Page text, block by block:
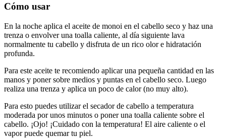
Cómo usar
En la noche aplica el aceite de monoi en el cabello seco y haz una
trenza o envolver una toalla caliente, al día siguiente lava
normalmente tu cabello y disfruta de un rico olor e hidratación
profunda.
Para este aceite te recomiendo aplicar una pequeña cantidad en las
manos y poner sobre medios y puntas en el cabello seco. Luego
realiza una trenza y aplica un poco de calor (no muy alto).
Para esto puedes utilizar el secador de cabello a temperatura
moderada por unos minutos o poner una toalla caliente sobre el
cabello. ¡Ojo! ¡Cuidado con la temperatura! El aire caliente o el
vaporpuede quemar tu piel.